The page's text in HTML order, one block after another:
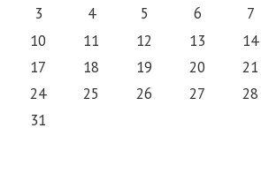
3
4 5 6 7
10
11 12 13 14
17
18 19 20 21
24
25 26 27 28
31